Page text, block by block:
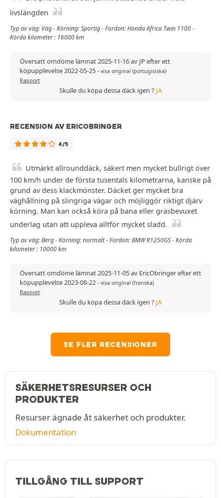
livslängden
Typ av väg: Väg - Körning: Sportig - Fordon: Honda Africa Twin 1100 -
Körda kilometer : 16000 km
Översatt omdöme lämnat 2025-11-16 av JP efter ett
köpupplevelse 2022-05-25- visa original (portugisiska)
Rapport
Skulle du köpa dessa däck igen ? JA
RECENSION AV ERICOBRINGER
4/5
Utmärkt allrounddäck, säkert men mycket bullrigt över
100 km/h under de första tusentals kilometrarna, kanske på
grund av dess klackmönster. Däcket ger mycket bra
väghållning på slingriga vägar och möjliggör riktigt djärv
körning. Man kan också köra på bana eller gräsbevuxet
underlag utan att uppleva alltför mycket sladd.
Typ av väg: Berg - Körning: normalt - Fordon: BMW R1250GS - Körda
kilometer : 10000 km
Översatt omdöme lämnat 2025-11-05 av EricObringer efter ett
köpupplevelse 2023-08-22- visa original (franska)
Rapport
Skulle du köpa dessa däck igen ? JA
SE FLER RECENSIONER
SÄKERHETSRESURSER OCH
PRODUKTER
Resurser ägnade åt säkerhet och produkter.
Dokumentation
TILLGÅNG TILL SUPPORT